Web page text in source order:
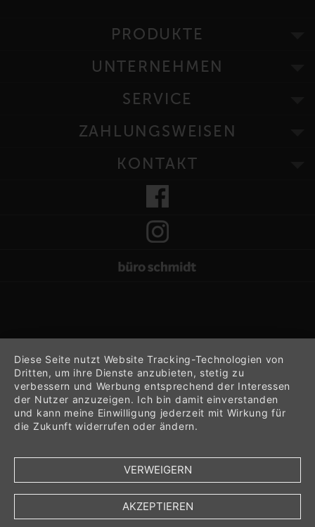
PRODUKTE
UNTERNEHMEN
SERVICE
ZAHLUNGSWEISEN
KONTAKT
Diese Seite nutzt Website Tracking-Technologien von
Dritten, um ihre Dienste anzubieten, stetig zu
verbessern und Werbung entsprechend der Interessen
der Nutzer anzuzeigen. Ich bin damit einverstanden
und kann meine Einwilligung jederzeit mit Wirkung für
die Zukunft widerrufen oder ändern.
VERWEIGERN
AKZEPTIEREN